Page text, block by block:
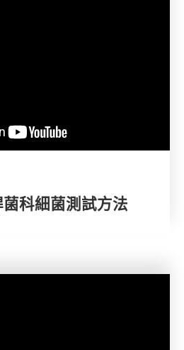
科細菌測試方法